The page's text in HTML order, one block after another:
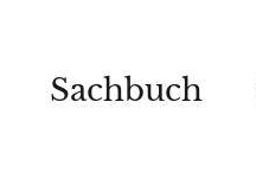
Sachbuch